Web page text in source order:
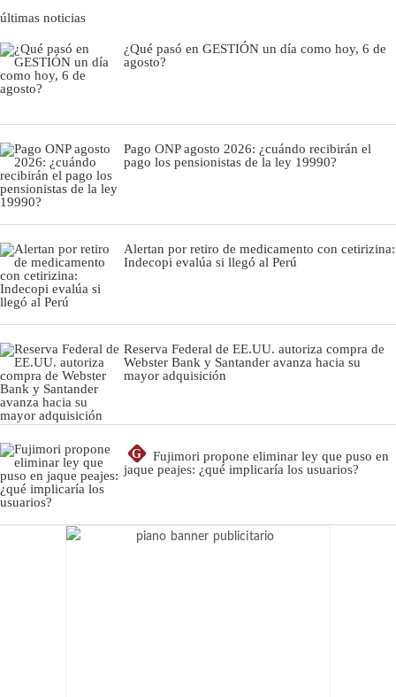
últimas noticias
¿Qué pasó en GESTIÓN un día como hoy, 6 de
agosto?
Pago ONP agosto 2026: ¿cuándo recibirán el
pago los pensionistas de la ley 19990?
Alertan por retiro de medicamento con cetirizina:
Indecopi evalúa si llegó al Perú
Reserva Federal de EE.UU. autoriza compra de
Webster Bank y Santander avanza hacia su
mayor adquisición
G
Fujimori propone eliminar ley que puso en
jaque peajes: ¿qué implicaría los usuarios?